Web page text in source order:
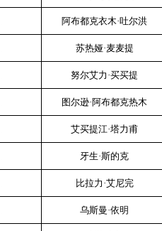
阿布都克衣木·吐尔洪
苏热娅·麦麦提
努尔艾力·买买提
图尔逊·阿布都克热木
艾买提江·塔力甫
牙生·斯的克
比拉力·艾尼完
乌斯曼·依明